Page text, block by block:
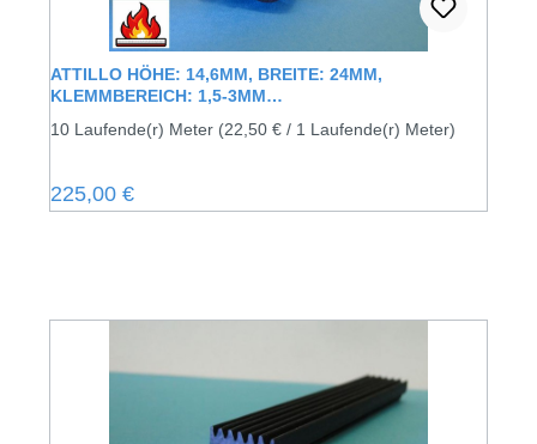
ATTILLO HÖHE: 14,6MM, BREITE: 24MM,
KLEMMBEREICH: 1,5-3MM
BRANDSCHUTZQUALITÄT
10 Laufende(r) Meter (22,50 € / 1 Laufende(r) Meter)
Regulärer Preis:
225,00 €